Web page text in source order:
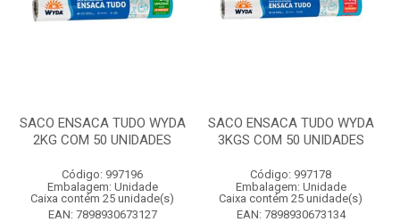
SACO ENSACA TUDO WYDA
2KG COM 50 UNIDADES
Código: 997196
Embalagem: Unidade
Caixa contém 25 unidade(s)
EAN: 7898930673127
SACO ENSACA TUDO WYDA
3KGS COM 50 UNIDADES
Código: 997178
Embalagem: Unidade
Caixa contém 25 unidade(s)
EAN: 7898930673134